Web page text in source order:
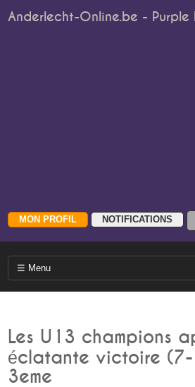
Anderlecht-Online.be - Purple
Les U13 champions
éclatante victoire (7-
3eme